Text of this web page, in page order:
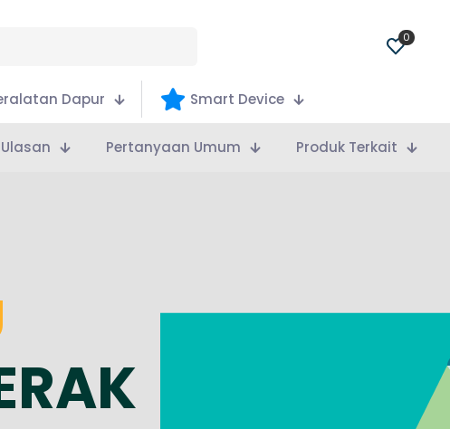
0
Dapur Smart Device
Ulasan Pertanyaan Umum Produk Terkait